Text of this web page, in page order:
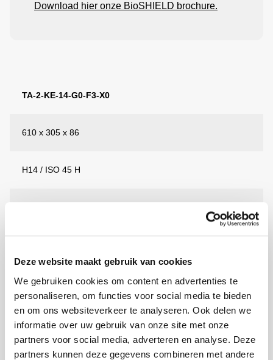
Deze website maakt gebruik van cookies
We gebruiken cookies om content en advertenties te
personaliseren, om functies voor social media te bieden
en om ons websiteverkeer te analyseren. Ook delen we
informatie over uw gebruik van onze site met onze
partners voor social media, adverteren en analyse. Deze
partners kunnen deze gegevens combineren met andere
Download hier onze BioSHIELD brochure.
Style
x
Filter
classificatie
ISO
29463
TA-2-KE-14-G0-F3-X0
610 x 305 x 86
H14 / ISO 45 H
120
TA-2-KE-14-G0-F3-X0